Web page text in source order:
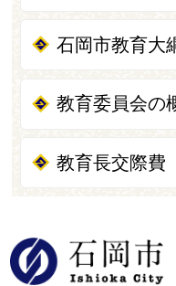
石岡市教育大
教育委員会の
教育長交際費